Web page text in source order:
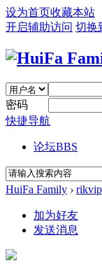
设为首页收藏本站
开启辅助访问 切换
密码
快捷导航
论坛BBS
HuiFa Family ›
加为好友
发送消息